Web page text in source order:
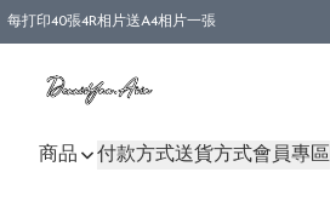
每打印40張4R相片送A4相片一張
商品 付款方式送貨方式會員專區